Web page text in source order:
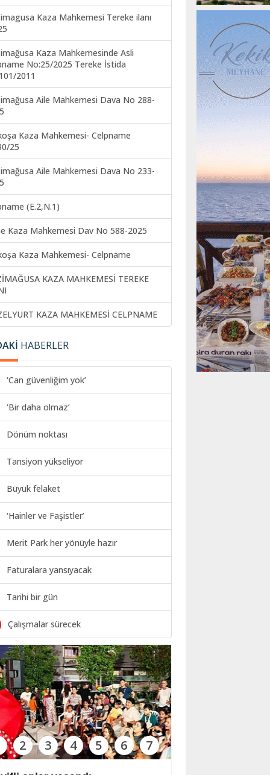
Kaza Mahkemesi Tereke ilanı
Kaza Mahkemesinde Asli
No:25/2025 Tereke İstida
2011
Aile Mahkemesi Dava No 288-
Kaza Mahkemesi- Celpname
25
Aile Mahkemesi Dava No 233-
(E.2,N.1)
Kaza Mahkemesi Dav No 588-2025
Kaza Mahkemesi- Celpname
KAZA MAHKEMESİ TEREKE
KAZA MAHKEMESİ CELPNAME
HABERLER
‘Can güvenliğim yok’
‘Bir daha olmaz’
Dönüm noktası
Tansiyon yükseliyor
Büyük felaket
‘Hainler ve Faşistler’
Merit Park her yönüyle hazır
Faturalara yansıyacak
Tarihi bir gün
Çalışmalar sürecek
2 3 4 5 6 7